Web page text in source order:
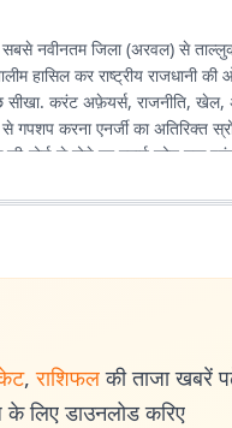
सबसे नवीनतम जिला (अरवल) से
हासिल कर राष्ट्रीय राजधानी
करंट अफ़ेयर्स, राजनीति, खेल,
गपशप करना एनर्जी का अतिरिक्त
से होते हुए स्मार्ट फोन तक
, राशिफल की ताजा खबरें
लिए डाउनलोड करिए